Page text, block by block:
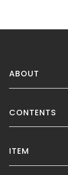
ABOUT
CONTENTS
ITEM